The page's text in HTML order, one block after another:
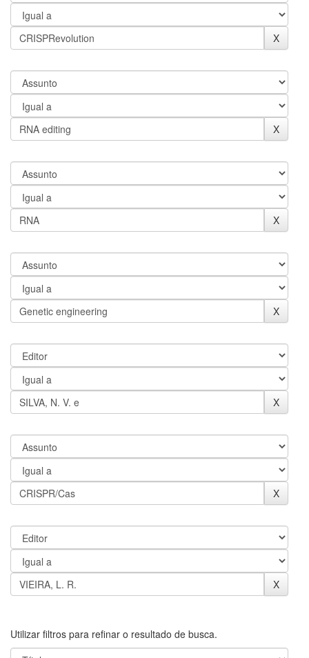
Utilizar filtros para refinar o resultado de busca.